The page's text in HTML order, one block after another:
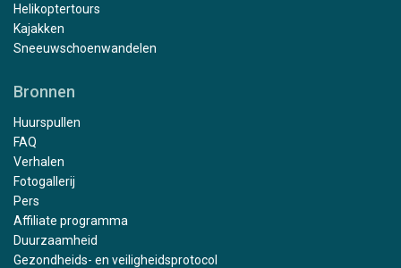
Helikoptertours
Kajakken
Sneeuwschoenwandelen
Bronnen
Huurspullen
FAQ
Verhalen
Fotogallerij
Pers
Affiliate programma
Duurzaamheid
Gezondheids- en veiligheidsprotocol